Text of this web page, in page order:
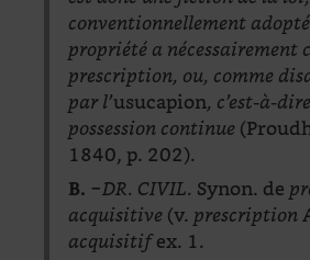
conventionnellement
propriété a nécessairement
prescription, ou, comme
par l’usucapion, c’est-à-
possession continue
1840, p. 202).
B. −DR. CIVIL. Synon. de
acquisitive(v.prescription
acquisitifex. 1.